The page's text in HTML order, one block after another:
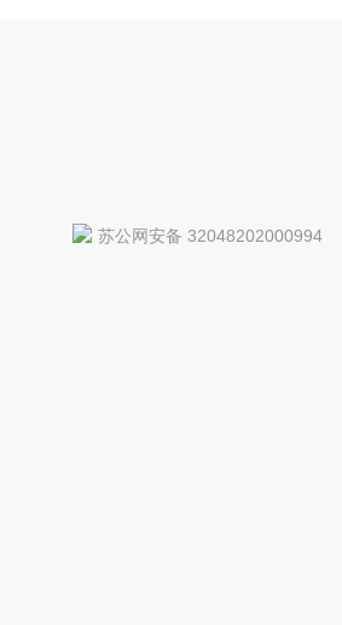
苏公网安备 32048202000994